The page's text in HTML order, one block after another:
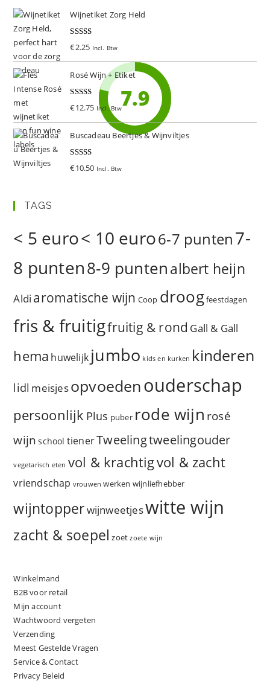
8.6
8.5
8.3
8.1
7.9
Wijnetiket Zorg Held
Gewaardeer
€2.25 Incl. Btw
Rosé Wijn + Etiket
Gewaardeer
uit 5
€12.75 Incl. Btw
Buscadeau Beertjes & Wijnviltjes
Gewaardeer
€10.50 Incl. Btw
TAGS
< 5 euro< 10 euro6-7 punten7-
8 punten8-9 puntenalbert heijn
Aldi aromatische wijn Coop droogfeestdagen
fris & fruitigfruitig & rond Gall & Gall
hema huwelijk jumbo kids en kurken kinderen
lidl meisjesopvoedenouderschap
persoonlijk Plus puber rode wijn rosé
wijn school tienerTweelingtweelingouder
vegetarisch eten vol & krachtigvol & zacht
vriendschap vrouwen werken wijnliefhebber
wijntopperwijnweetjeswitte wijn
zacht & soepel zoet zoete wijn
Winkelmand
B2B voor retail
Mijn account
Wachtwoord vergeten
Verzending
Meest Gestelde Vragen
Service & Contact
Privacy Beleid